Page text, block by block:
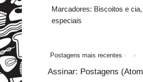
Marcadores: Biscoitos e cia,
especiais
Postagens mais recentes
Assinar: Postagens